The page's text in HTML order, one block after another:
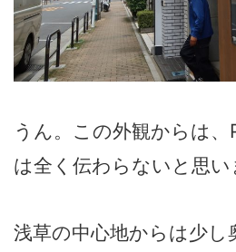
うん。この外観からは、
は全く伝わらないと思
浅草の中心地からは少し